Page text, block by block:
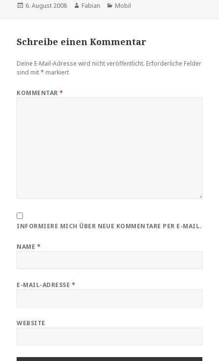
Veröffentlicht
6. August 2008 Autor
Fabian Kategorien
Mobil
Schreibe einen Kommentar
Deine E-Mail-Adresse wird nicht veröffentlicht. Erforderliche Felder
sind mit* markiert
KOMMENTAR*
INFORMIERE MICH ÜBER NEUE KOMMENTARE PER E-MAIL.
NAME *
E-MAIL-ADRESSE *
WEBSITE